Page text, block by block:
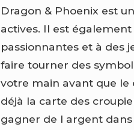
Dragon & Phoenix est
actives. Il est
passionnantes et à des
faire tourner des
votre main avant que le
déjà la carte des
gagner de l argent dans